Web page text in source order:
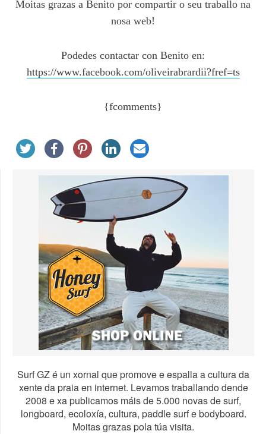
Moitas grazas a Benito por compartir o seu traballo na
nosa web!
Podedes contactar con Benito en:
https://www.facebook.com/oliveirabrardii?fref=ts
{fcomments}
Surf GZ é un xornal que promove e espalla a cultura da
xente da praia en internet. Levamos traballando dende
2008 e xa publicamos máis de 5.000 novas de surf,
longboard, ecoloxía, cultura, paddle surf e bodyboard.
Moitas grazas pola túa visita.